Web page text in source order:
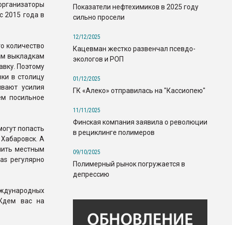
2015 года в
количество
выкладкам
Поэтому
в столицу
усилия
посильное
попасть
А
местным
регулярно
вас на
Показатели нефтехимиков в 2025 году
сильно просели
12/12/2025
Кацевман жестко развенчал псевдо-
экологов и РОП
01/12/2025
ГК «Алеко» отправилась на "Кассиопею"
11/11/2025
Финская компания заявила о революции
в рециклинге полимеров
09/10/2025
Полимерный рынок погружается в
депрессию